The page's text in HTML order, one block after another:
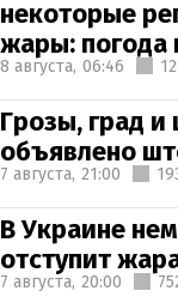
некоторые
жары: погода
8 августа, 06:46
Грозы, град
объявлено
7 августа, 21:00
В Украине
отступит
7 августа, 20:00